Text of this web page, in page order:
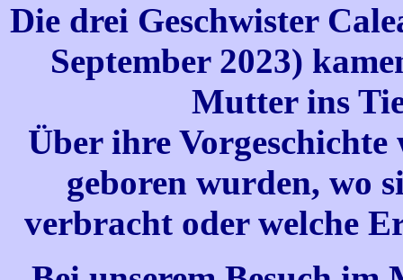
Die drei Geschwister
September 2023)
Mutter ins
Über ihre
geboren wurden, wo
verbracht oder welche